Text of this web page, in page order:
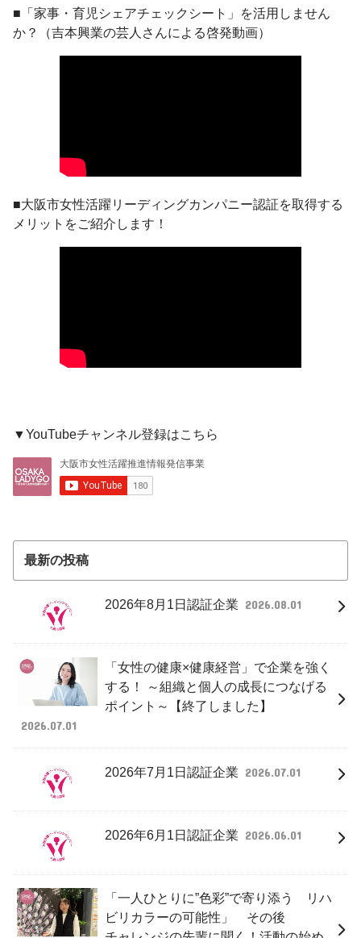
■「家事・育児シェアチェックシート」を活用しません
か？（吉本興業の芸人さんによる啓発動画）
■大阪市女性活躍リーディングカンパニー認証を取得する
メリットをご紹介します！
▼YouTubeチャンネル登録はこちら
最新の投稿
2026年8月1日認証企業 2026.08.01
「女性の健康×健康経営」で企業を強く
する！ ～組織と個人の成長につなげる
ポイント～【終了しました】
2026.07.01
2026年7月1日認証企業 2026.07.01
2026年6月1日認証企業 2026.06.01
「一人ひとりに”色彩”で寄り添う リハ
ビリカラーの可能性」 その後